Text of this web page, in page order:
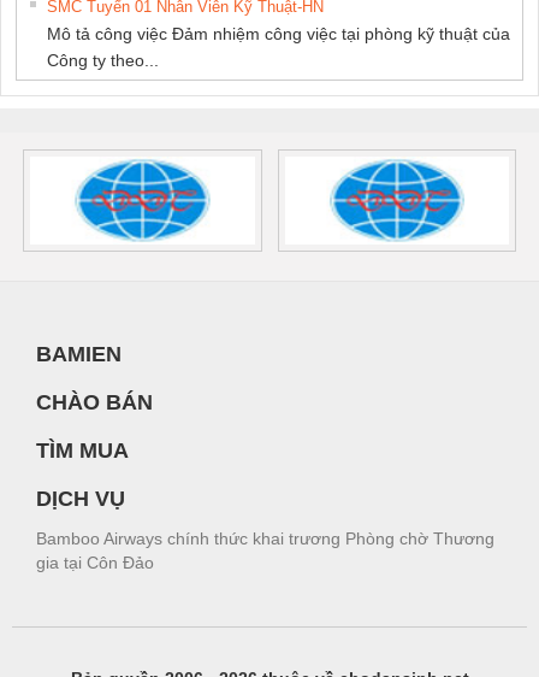
SMC Tuyển 01 Nhân Viên Kỹ Thuật-HN
Mô tả công việc Đảm nhiệm công việc tại phòng kỹ thuật của
Công ty theo...
BAMIEN
CHÀO BÁN
TÌM MUA
DỊCH VỤ
Bamboo Airways chính thức khai trương Phòng chờ Thương
gia tại Côn Đảo